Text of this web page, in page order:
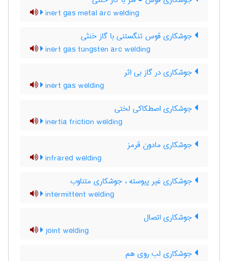
inert gas metal arc welding
جوشکاری قوس تنگستنی با گاز خنثی
inert gas tungsten arc welding
جوشکاری در گاز بی اثر
inert gas welding
جوشکاری اصطکاکی لختی
inertia friction welding
جوشکاری مادون قرمز
infrared welding
جوشکاری غیر پیوسته ، جوشکاری متناوب
intermittent welding
جوشکاری اتصال
joint welding
جوشکاری لب روی هم